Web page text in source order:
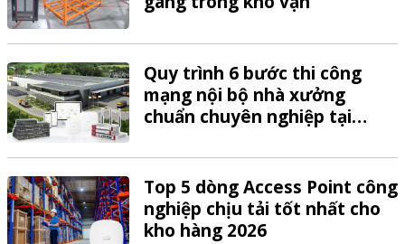
Quy trình 6 bước thi công
mạng nội bộ nhà xưởng
chuẩn chuyên nghiệp tại
Top 5 dòng Access Point công
nghiệp chịu tải tốt nhất cho
kho hàng 2026